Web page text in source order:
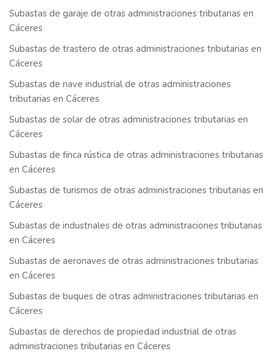
Subastas de garaje de otras administraciones tributarias en
Cáceres
Subastas de trastero de otras administraciones tributarias en
Cáceres
Subastas de nave industrial de otras administraciones
tributarias en Cáceres
Subastas de solar de otras administraciones tributarias en
Cáceres
Subastas de finca rústica de otras administraciones tributarias
en Cáceres
Subastas de turismos de otras administraciones tributarias en
Cáceres
Subastas de industriales de otras administraciones tributarias
en Cáceres
Subastas de aeronaves de otras administraciones tributarias
en Cáceres
Subastas de buques de otras administraciones tributarias en
Cáceres
Subastas de derechos de propiedad industrial de otras
administraciones tributarias en Cáceres